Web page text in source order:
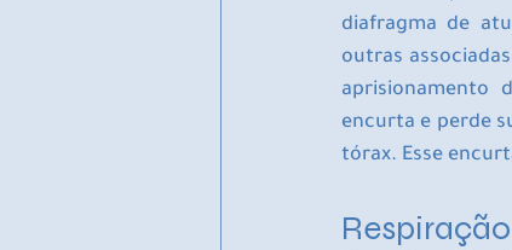
diafragma de
outras
aprisionamento
encurta e perde
tórax. Esse